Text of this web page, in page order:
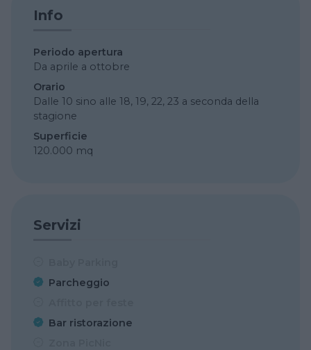
Info
Periodo apertura
Da aprile a ottobre
Orario
Dalle 10 sino alle 18, 19, 22, 23 a seconda della
stagione
Superficie
120.000 mq
Servizi
Parcheggio
Bar ristorazione